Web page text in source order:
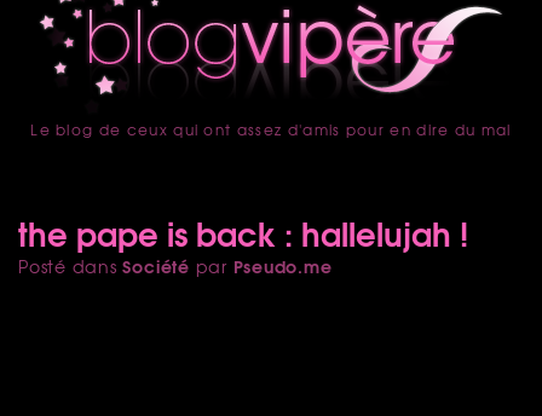
accueil
Le blog de ceux qui ont assez d'amis pour en dire du mal
the pape is back : hallelujah !
Posté dansSociété par Pseudo.me